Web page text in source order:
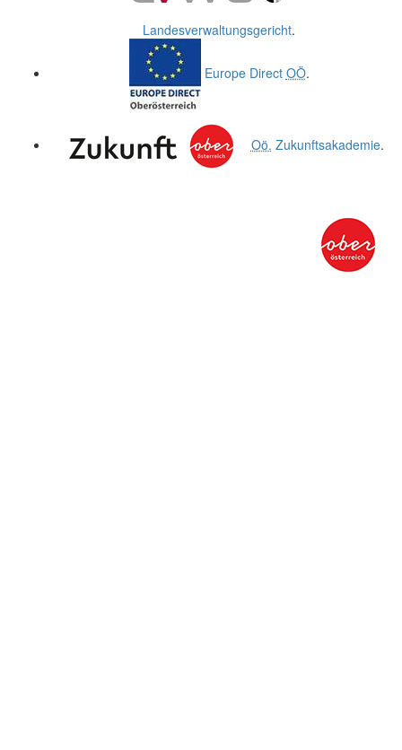
Landesverwaltungsgericht.
Europe Direct OÖ.
Oö. Zukunftsakademie.